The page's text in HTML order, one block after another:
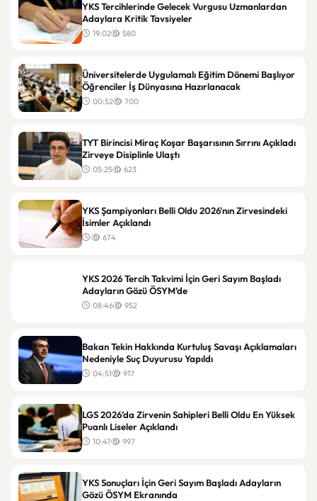
YKS Tercihlerinde Gelecek Vurgusu Uzmanlardan
Adaylara Kritik Tavsiyeler
19:02 580
Üniversitelerde Uygulamalı Eğitim Dönemi Başlıyor
Öğrenciler İş Dünyasına Hazırlanacak
00:52 700
TYT Birincisi Miraç Koşar Başarısının Sırrını Açıkladı
Zirveye Disiplinle Ulaştı
05:25 623
YKS Şampiyonları Belli Oldu 2026'nın Zirvesindeki
İsimler Açıklandı
674
YKS 2026 Tercih Takvimi İçin Geri Sayım Başladı
Adayların Gözü ÖSYM’de
08:46 952
Bakan Tekin Hakkında Kurtuluş Savaşı Açıklamaları
Nedeniyle Suç Duyurusu Yapıldı
04:51 917
LGS 2026’da Zirvenin Sahipleri Belli Oldu En Yüksek
Puanlı Liseler Açıklandı
10:47 997
YKS Sonuçları İçin Geri Sayım Başladı Adayların
Gözü ÖSYM Ekranında